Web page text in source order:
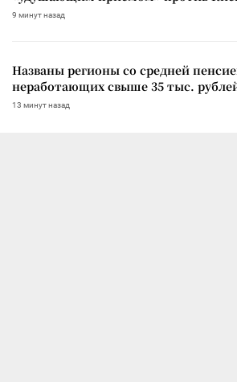
9 минут назад
Названы регионы со средней
неработающих свыше 35 тыс.
13 минут назад